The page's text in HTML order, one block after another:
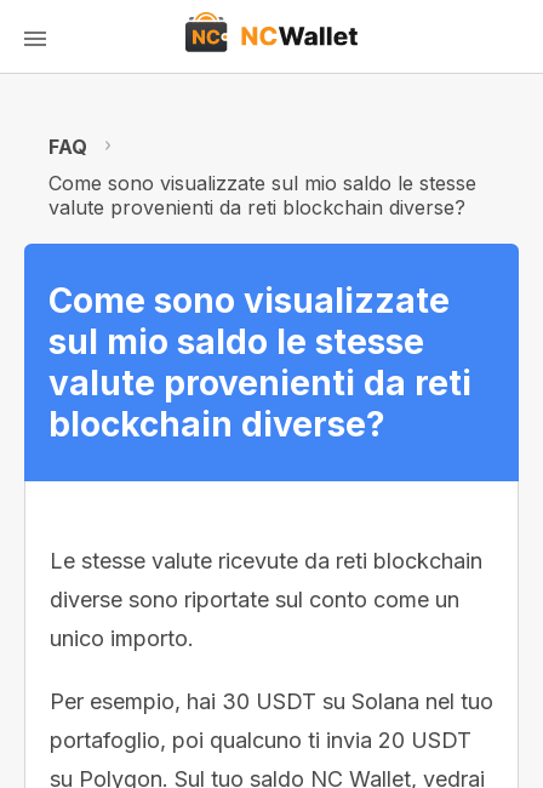
FAQ
Come sono visualizzate sul mio saldo le stesse
valute provenienti da reti blockchain diverse?
Come sono visualizzate
sul mio saldo le stesse
valute provenienti da reti
blockchain diverse?
Le stesse valute ricevute da reti blockchain
diverse sono riportate sul conto come un
unico importo.
Per esempio, hai 30 USDT su Solana nel tuo
portafoglio, poi qualcuno ti invia 20 USDT
su Polygon. Sul tuo saldo NC Wallet, vedrai